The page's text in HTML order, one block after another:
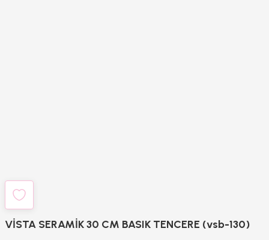
VİSTA SERAMİK 30 CM BASIK TENCERE (vsb-130)